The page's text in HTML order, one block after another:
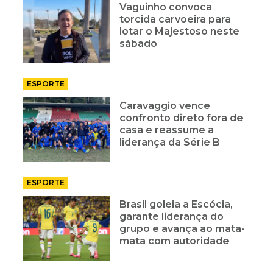
Vaguinho convoca
torcida carvoeira para
lotar o Majestoso neste
sábado
ESPORTE
Caravaggio vence
confronto direto fora de
casa e reassume a
liderança da Série B
ESPORTE
Brasil goleia a Escócia,
garante liderança do
grupo e avança ao mata-
mata com autoridade